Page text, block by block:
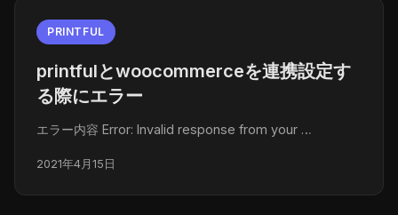
PRINTFUL
printfulとwoocommerceを連携設定す
る際にエラー
エラー内容 Error: Invalid response from your …
2021年4月15日